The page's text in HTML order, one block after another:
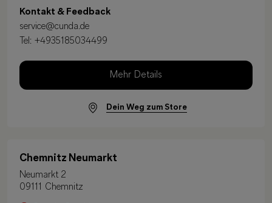
Kontakt & Feedback
service@cunda.de
Tel: +4935185034499
Mehr Details
Dein Weg zum Store
Chemnitz Neumarkt
Neumarkt 2
09111 Chemnitz